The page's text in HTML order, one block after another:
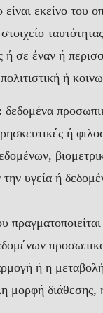
εκείνο του
ή σε έναν ή
ή
δεδομένα
ή
υγεία ή
ή η
μορφή